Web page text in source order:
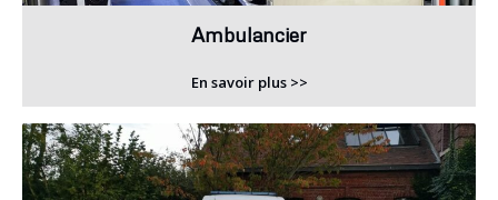
Ambulancier
En savoir plus >>